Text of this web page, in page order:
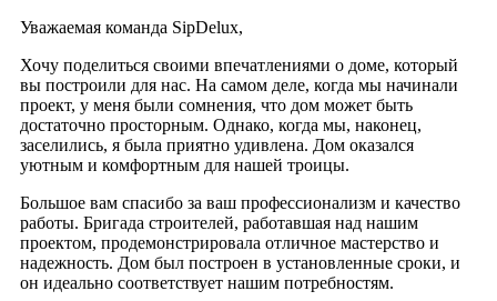
Уважаемая команда SipDelux,
Хочу поделиться своими впечатлениями о доме, который
вы построили для нас. На самом деле, когда мы начинали
проект, у меня были сомнения, что дом может быть
достаточно просторным. Однако, когда мы, наконец,
заселились, я была приятно удивлена. Дом оказался
уютным и комфортным для нашей троицы.
Большое вам спасибо за ваш профессионализм и качество
работы. Бригада строителей, работавшая над нашим
проектом, продемонстрировала отличное мастерство и
надежность. Дом был построен в установленные сроки, и
он идеально соответствует нашим потребностям.